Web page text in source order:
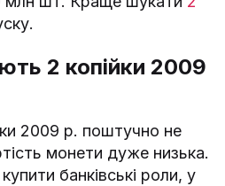
2 копійки 2009
2009 р. поштучно не
монети дуже низька.
банківські роли, у